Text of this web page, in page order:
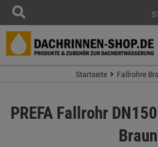
Startseite Fallrohre
PREFA Fallrohr
Braun